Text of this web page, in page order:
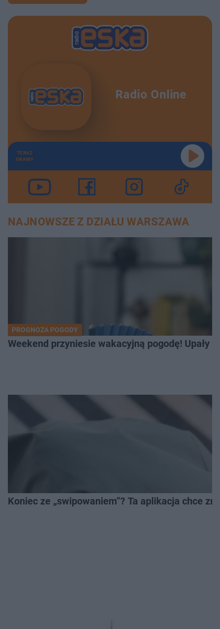
Radio Online
TERAZ
GRAMY
NAJNOWSZE Z DZIAŁU WARSZAWA
PROGNOZA POGODY
Weekend przyniesie wakacyjną pogodę! Upały
Koniec ze „swipowaniem”? Ta aplikacja chce